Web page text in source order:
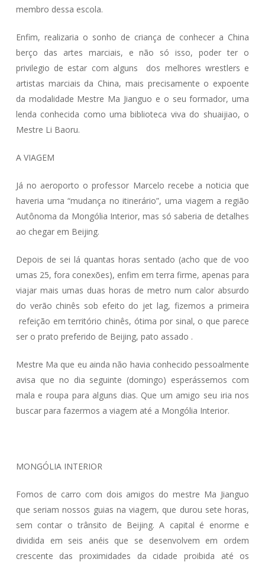
membro dessa escola.
Enfim, realizaria o sonho de criança de conhecer a China
berço das artes marciais, e não só isso, poder ter o
privilegio de estar com alguns dos melhores wrestlers e
artistas marciais da China, mais precisamente o expoente
da modalidade Mestre Ma Jianguo e o seu formador, uma
lenda conhecida como uma biblioteca viva do shuaijiao, o
Mestre Li Baoru.
A VIAGEM
Já no aeroporto o professor Marcelo recebe a noticia que
haveria uma “mudança no itinerário”, uma viagem a região
Autônoma da Mongólia Interior, mas só saberia de detalhes
ao chegar em Beijing.
Depois de sei lá quantas horas sentado (acho que de voo
umas 25, fora conexões), enfim em terra firme, apenas para
viajar mais umas duas horas de metro num calor absurdo
do verão chinês sob efeito do jet lag, fizemos a primeira
refeição em território chinês, ótima por sinal, o que parece
ser o prato preferido de Beijing, pato assado .
Mestre Ma que eu ainda não havia conhecido pessoalmente
avisa que no dia seguinte (domingo) esperássemos com
mala e roupa para alguns dias. Que um amigo seu iria nos
buscar para fazermos a viagem até a Mongólia Interior.
MONGÓLIA INTERIOR
Fomos de carro com dois amigos do mestre Ma Jianguo
que seriam nossos guias na viagem, que durou sete horas,
sem contar o trânsito de Beijing. A capital é enorme e
dividida em seis anéis que se desenvolvem em ordem
crescente das proximidades da cidade proibida até os